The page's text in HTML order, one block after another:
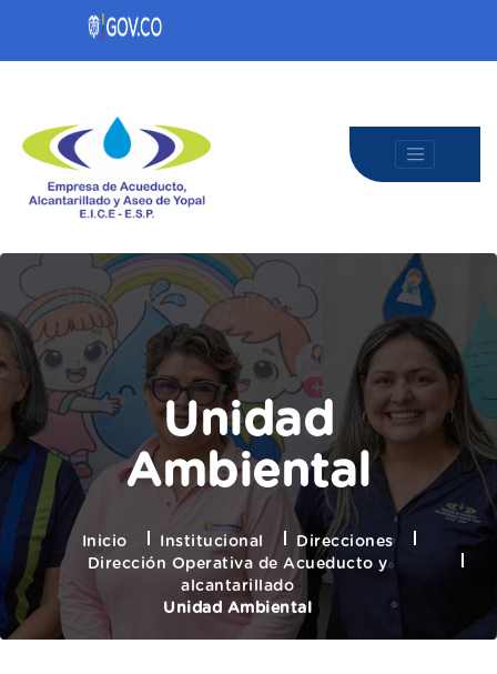
Unidad
Ambiental
Inicio Institucional
Direcciones
Dirección Operativa de Acueducto y
alcantarillado
Unidad Ambiental